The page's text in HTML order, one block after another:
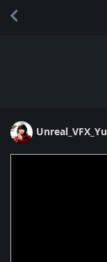
Unreal_VFX_Yu